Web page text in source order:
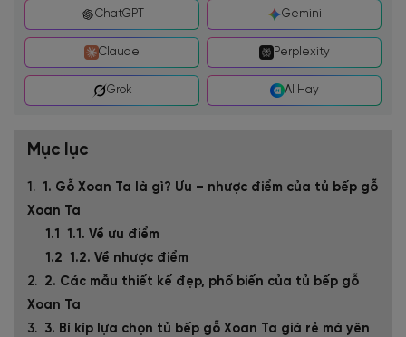
ChatGPT Gemini
Claude Perplexity
Grok AI Hay
Mục lục
1. Gỗ Xoan Ta là gì? Ưu – nhược điểm của tủ bếp gỗ
Xoan Ta
1.1. Về ưu điểm
1.2. Về nhược điểm
2. Các mẫu thiết kế đẹp, phổ biến của tủ bếp gỗ
Xoan Ta
3. Bí kíp lựa chọn tủ bếp gỗ Xoan Ta giá rẻ mà yên